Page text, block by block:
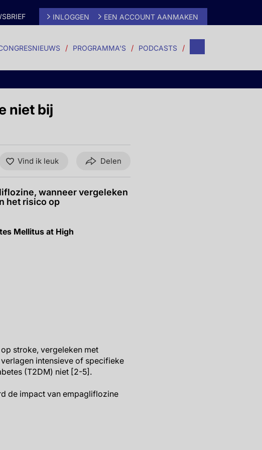
INLOGGEN EEN ACCOUNT AANMAKEN
PROGRAMMA'S PODCASTS
niet bij
Vind ik leuk Delen
wanneer vergeleken
het risico op
Mellitus at High
stroke, vergeleken met
intensieve of specifieke
(T2DM) niet [2-5].
de impact van empagliflozine